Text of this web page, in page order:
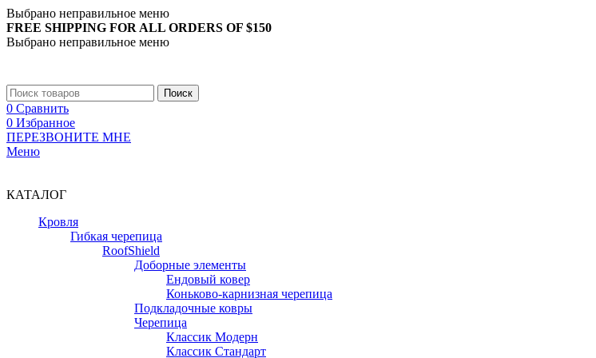
Выбрано неправильное меню
FREE SHIPPING FOR ALL ORDERS OF $150
Выбрано неправильное меню
Поиск
0 Сравнить
0 Избранное
ПЕРЕЗВОНИТЕ МНЕ
Меню
КАТАЛОГ
Кровля
Гибкая черепица
RoofShield
Доборные элементы
Ендовый ковер
Коньково-карнизная черепица
Подкладочные ковры
Черепица
Классик Модерн
Классик Стандарт